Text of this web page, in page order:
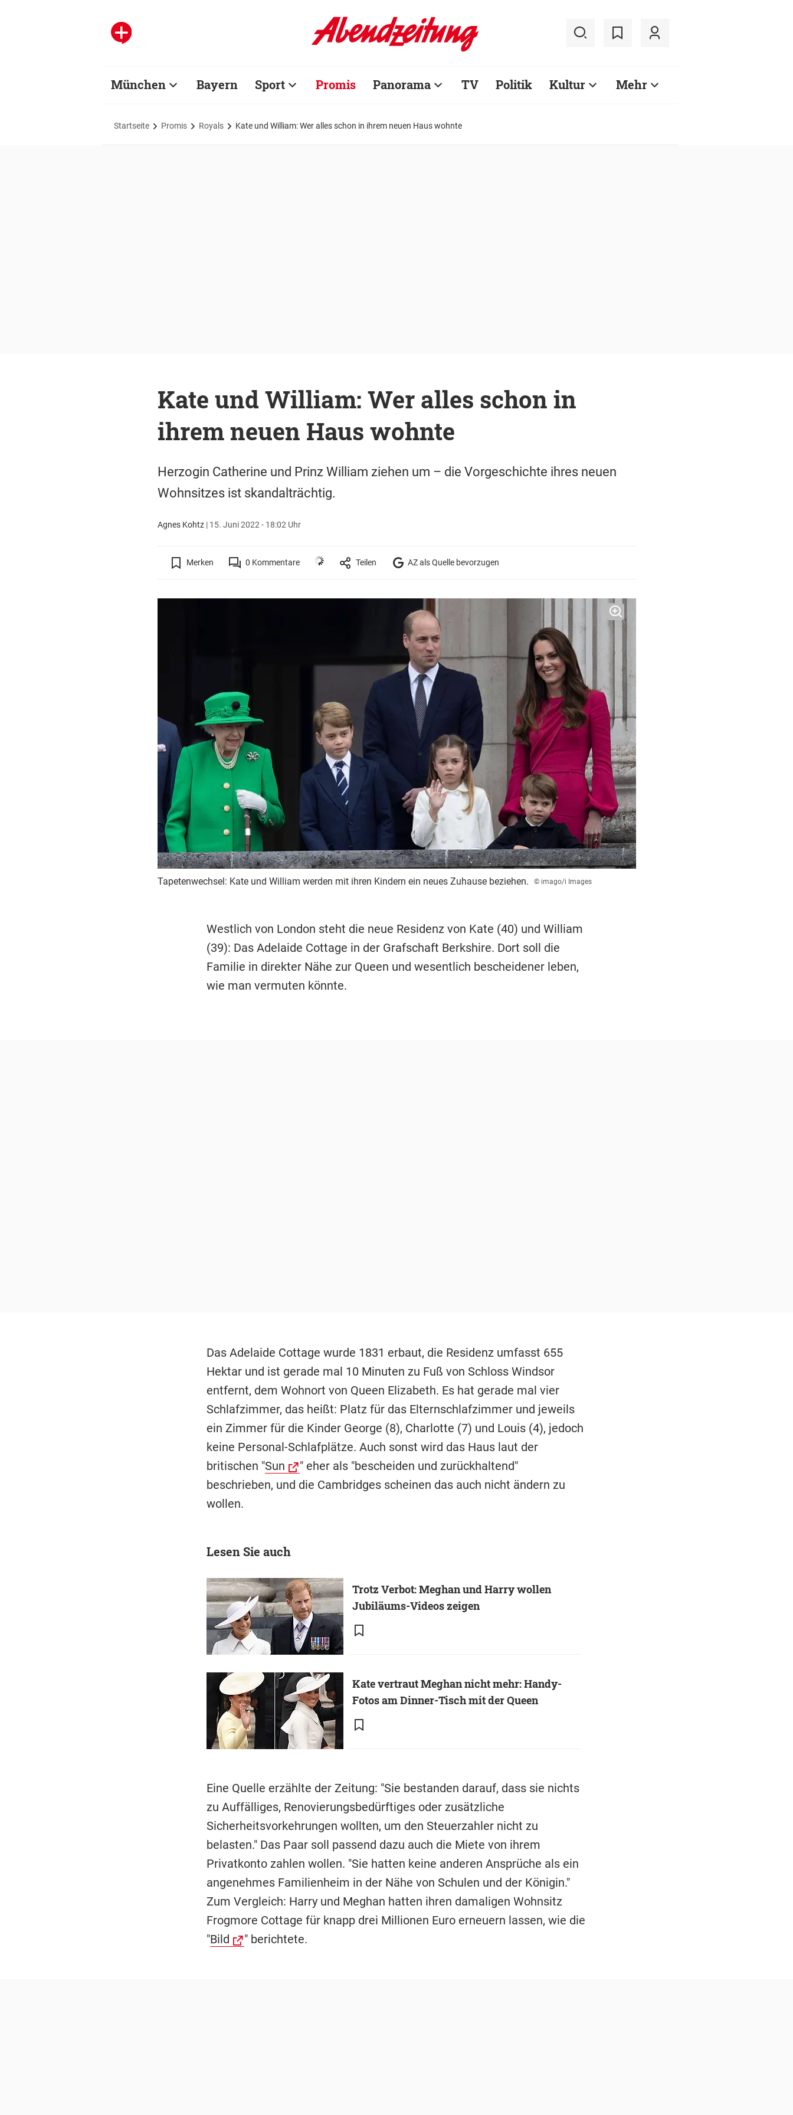
München Bayern Sport Promis Panorama TV Politik Kultur Mehr
Startseite Promis Royals Kate und William: Wer alles schon in ihrem neuen Haus wohnte
Kate und William: Wer alles schon in
ihrem neuen Haus wohnte
Herzogin Catherine und Prinz William ziehen um – die Vorgeschichte ihres neuen
Wohnsitzes ist skandalträchtig.
Agnes Kohtz | 15. Juni 2022 - 18:02 Uhr
Merken 0 Kommentare Teilen AZ als Quelle bevorzugen
Tapetenwechsel: Kate und William werden mit ihren Kindern ein neues Zuhause beziehen. © imago/i Images
Westlich von London steht die neue Residenz von Kate (40) und William
(39): Das Adelaide Cottage in der Grafschaft Berkshire. Dort soll die
Familie in direkter Nähe zur Queen und wesentlich bescheidener leben,
wie man vermuten könnte.
Das Adelaide Cottage wurde 1831 erbaut, die Residenz umfasst 655
Hektar und ist gerade mal 10 Minuten zu Fuß von Schloss Windsor
entfernt, dem Wohnort von Queen Elizabeth. Es hat gerade mal vier
Schlafzimmer, das heißt: Platz für das Elternschlafzimmer und jeweils
ein Zimmer für die Kinder George (8), Charlotte (7) und Louis (4), jedoch
keine Personal-Schlafplätze. Auch sonst wird das Haus laut der
britischen "Sun
" eher als "bescheiden und zurückhaltend"
beschrieben, und die Cambridges scheinen das auch nicht ändern zu
wollen.
Lesen Sie auch
Trotz Verbot: Meghan und Harry wollen
Jubiläums-Videos zeigen
Kate vertraut Meghan nicht mehr: Handy-
Fotos am Dinner-Tisch mit der Queen
Eine Quelle erzählte der Zeitung: "Sie bestanden darauf, dass sie nichts
zu Auffälliges, Renovierungsbedürftiges oder zusätzliche
Sicherheitsvorkehrungen wollten, um den Steuerzahler nicht zu
belasten." Das Paar soll passend dazu auch die Miete von ihrem
Privatkonto zahlen wollen. "Sie hatten keine anderen Ansprüche als ein
angenehmes Familienheim in der Nähe von Schulen und der Königin."
Zum Vergleich: Harry und Meghan hatten ihren damaligen Wohnsitz
Frogmore Cottage für knapp drei Millionen Euro erneuern lassen, wie die
"Bild " berichtete.